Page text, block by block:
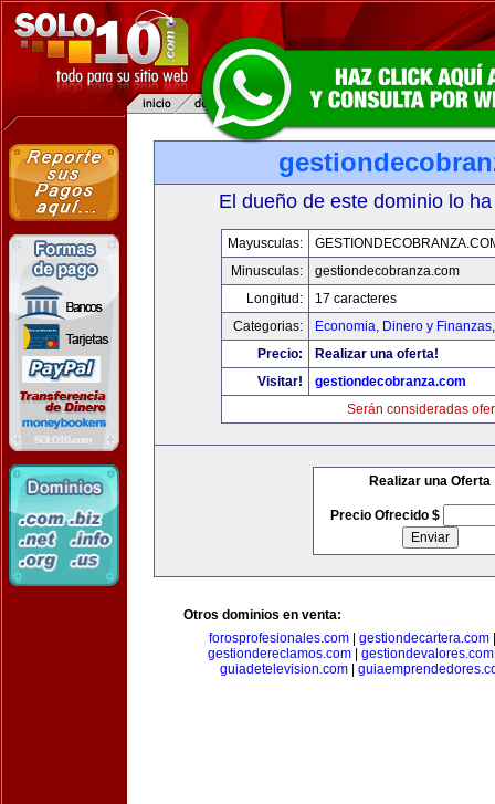
El dueño de este dominio lo
Mayusculas:
Minusculas:
gestiondecobranza.com
Longitud:
17 caracteres
Categorias:
Economia, Dinero y Finanzas
Precio:
Realizar una oferta!
Visitar!
gestiondecobranza.com
Serán consideradas
Realizar una Oferta
Precio Ofrecido $
Otros dominios en venta:
forosprofesionales.com
gestiondecartera.com
gestiondereclamos.com| gestiondevalores.com
guiadetelevision.com